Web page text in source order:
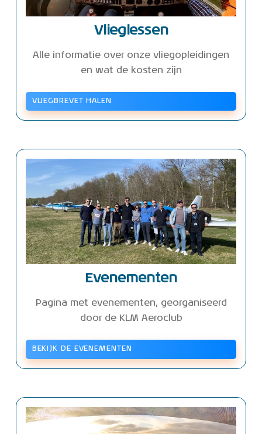
Vlieglessen
Alle informatie over onze vliegopleidingen
en wat de kosten zijn
VLIEGBREVET HALEN
Evenementen
Pagina met evenementen, georganiseerd
door de KLM Aeroclub
BEKIJK DE EVENEMENTEN